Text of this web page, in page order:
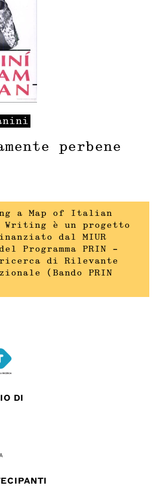
perbene
a Map of Italian
Writing è un progetto
dal MIUR
Programma PRIN –
di Rilevante
(Bando PRIN
DI